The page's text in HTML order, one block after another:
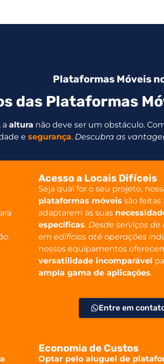
Plataformas Móveis
das Plataformas
, a altura não deve ser um obstáculo.
e segurança. Descubra as
Acesso a Locais Difíceis
Seja qual for o seu projeto,
plataformas móveis são feitas
adaptarem às suas
específicas. Desde serviços
em edifícios até operações
nossos equipamentos
versatilidade incomparável
ampla gama de aplicações.
Entre em
Economia de Custos
Optar pelo aluguel de